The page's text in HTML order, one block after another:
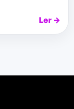
Ler →